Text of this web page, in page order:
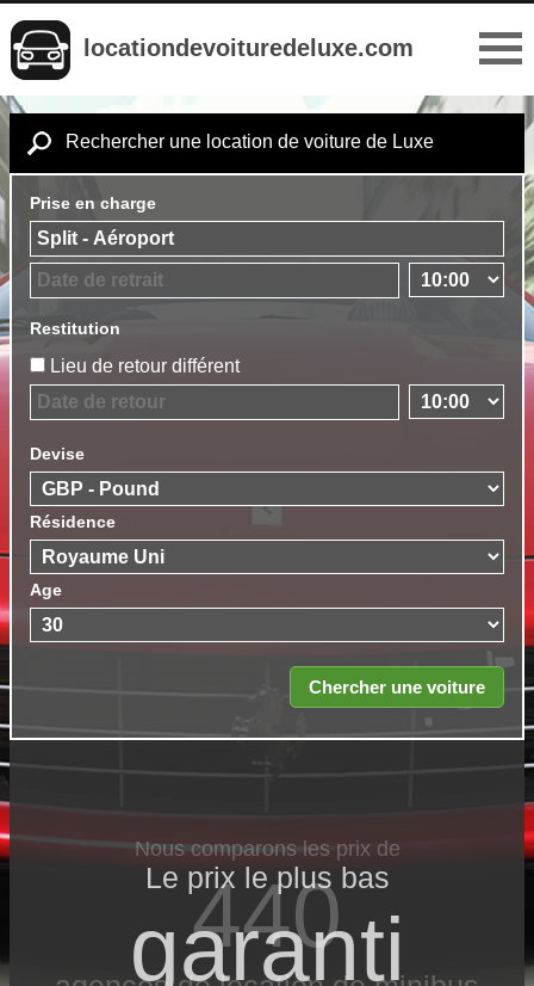
locationdevoituredeluxe.com
Rechercher une location de voiture de Luxe
Prise en charge
Restitution
Lieu de retour différent
Devise
Résidence
Age
Nous comparons les prix de
440
Le prix le​ plus bas
garanti